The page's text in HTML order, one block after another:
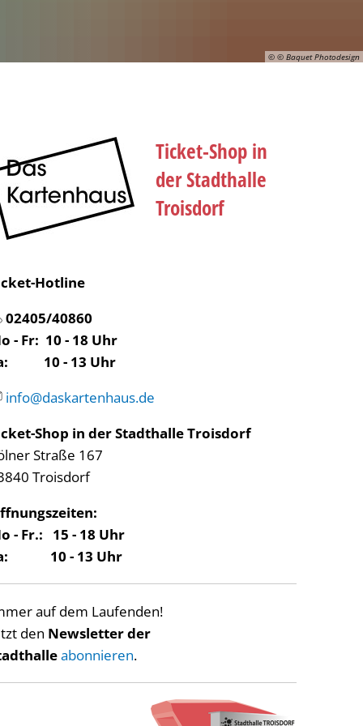
© © Baquet Photodesign
Ticket-Shop in
der Stadthalle
Troisdorf
Hotline
02405/40860
- Fr: 10 - 18 Uhr
10 - 13 Uhr
info@daskartenhaus.de
Shop in der Stadthalle Troisdorf
Straße 167
Troisdorf
- Fr.: 15 - 18 Uhr
10 - 13 Uhr
auf dem Laufenden!
den Newsletter der
abonnieren.